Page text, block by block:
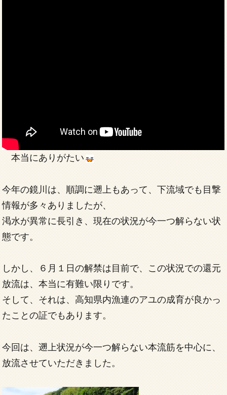
本当にありがたい
今年の鏡川は、順調に遡上もあって、下流域でも目撃
情報が多々ありましたが、
渇水が異常に長引き、現在の状況が今一つ解らない状
態です。
しかし、６月１日の解禁は目前で、この状況での還元
放流は、本当に有難い限りです。
そして、それは、高知県内漁連のアユの成育が良かっ
たことの証でもあります。
今回は、遡上状況が今一つ解らない本流筋を中心に、
放流させていただきました。